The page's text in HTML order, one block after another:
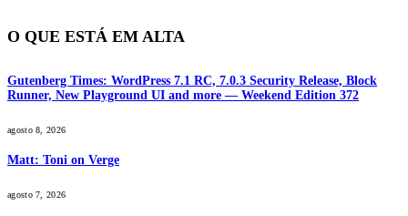
O QUE ESTÁ EM ALTA
Gutenberg Times: WordPress 7.1 RC, 7.0.3 Security Release, Block
Runner, New Playground UI and more — Weekend Edition 372
agosto 8, 2026
Matt: Toni on Verge
agosto 7, 2026